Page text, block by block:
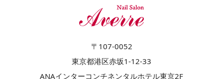
〒107-0052
東京都港区赤坂1-12-33
ANAインターコンチネンタルホテル東京2F